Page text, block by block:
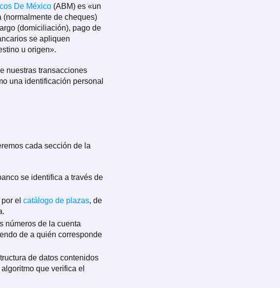
De México(ABM) es «un
de cheques)
(domiciliación), pago de
se apliquen
u origen».
nuestras transacciones
una identificación personal
cada sección de la
se identifica a través de
el catálogo de plazas, de
números de la cuenta
de a quién corresponde
de datos contenidos
que verifica el